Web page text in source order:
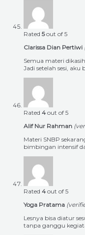
Rated 5out of 5
Clarissa Dian Pertiwi
Semua materi
Jadi setelah sesi, aku
Rated 4 out of 5
Alif Nur Rahman
Materi SNBP
bimbingan intensif
Rated 4 out of 5
Yoga Pratama
Lesnya bisa diatur
tanpa ganggu